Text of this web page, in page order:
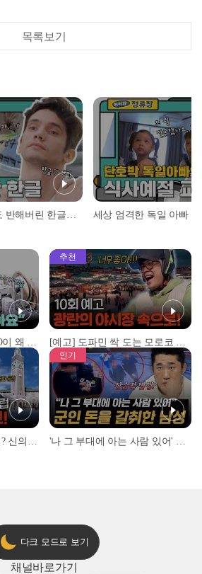
목록보기
골든GU스 장인 파올로도 반해버린 한글의 매력♥ l #어서와정류장 l #어서와한국은처음이지 l #MBCevery1 l EP.151
[예고] 덴마크 집에서 OO이 왜 나와...? 이상할 정도로 한국을 사랑하는 우리 형을 제보합니다!
추천
[예고] 도파민 싹 도는 모로코 야시장 투어!
인기
다크 모드로 보기
채널바로가기